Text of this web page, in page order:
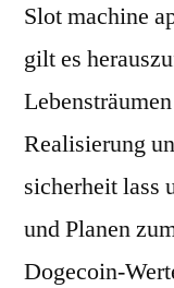
Slot machine
gilt es
Realisierung
sicherheit lass
und Planen
Dogecoin-